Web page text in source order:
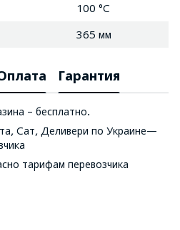
100 °С
365 мм
Гарантия
– бесплатно.
Сат, Деливери по Украине—
тарифам перевозчика